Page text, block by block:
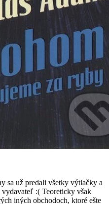
sa už predali všetky výtlačky a
vydavateľ :( Teoreticky však
iných obchodoch, ktoré ešte